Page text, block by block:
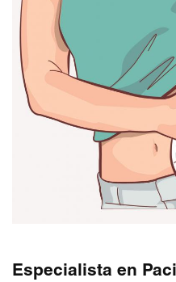
Especialista en